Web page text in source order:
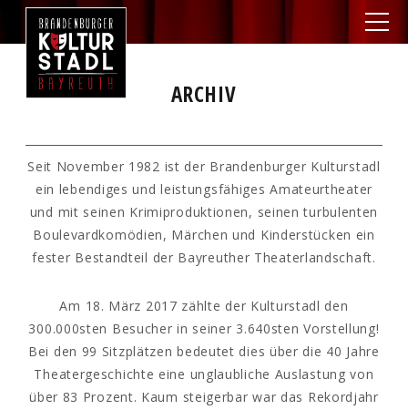
ARCHIV
Seit November 1982 ist der Brandenburger Kulturstadl
ein lebendiges und leistungsfähiges Amateurtheater
und mit seinen Krimiproduktionen, seinen turbulenten
Boulevardkomödien, Märchen und Kinderstücken ein
fester Bestandteil der Bayreuther Theaterlandschaft.
Am 18. März 2017 zählte der Kulturstadl den
300.000sten Besucher in seiner 3.640sten Vorstellung!
Bei den 99 Sitzplätzen bedeutet dies über die 40 Jahre
Theatergeschichte eine unglaubliche Auslastung von
über 83 Prozent. Kaum steigerbar war das Rekordjahr